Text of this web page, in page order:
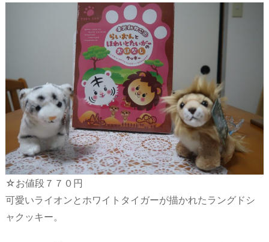
☆お値段７７０円
可愛いライオンとホワイトタイガーが描かれたラングドシ
ャクッキー。